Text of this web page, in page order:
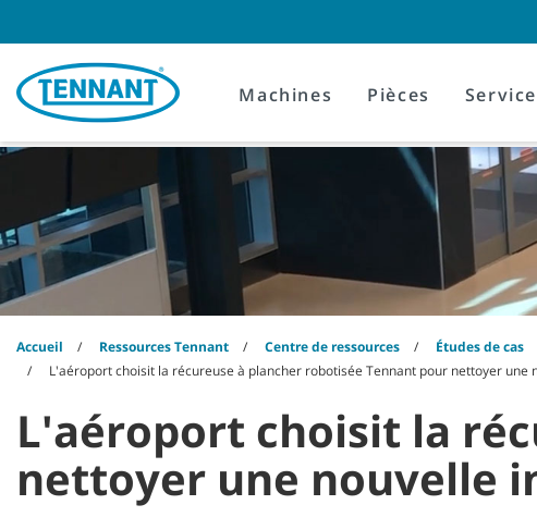
content
navigation
menu
Machines Pièces Service
Accueil Ressources Tennant Centre de ressources Études de cas
L'aéroport choisit la récureuse à plancher robotisée Tennant pour nettoyer une
L'aéroport choisit la
nettoyer une nouvelle